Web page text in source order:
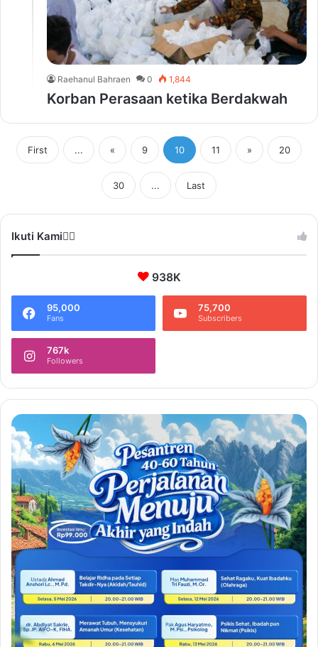
Raehanul Bahraen 0 1,844
Korban Perasaan ketika Berdakwah
First ... « 9 10 11 » 20
30 ... Last
Ikuti Kami❤️‍🔥
938K
95,000
Fans
75,700
Subscribers
767k
Followers